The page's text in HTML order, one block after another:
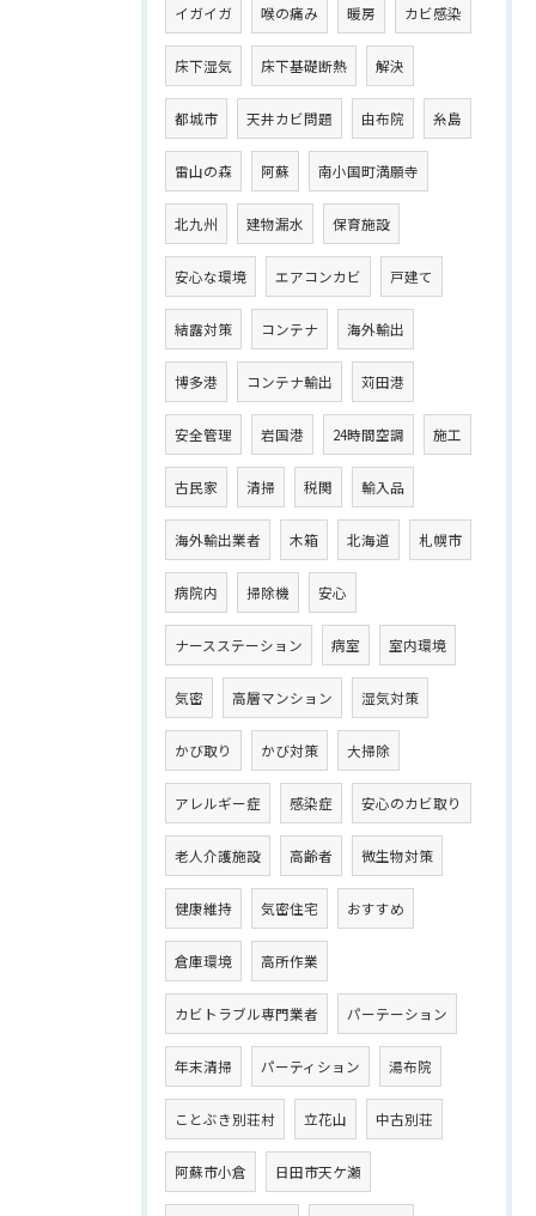
イガイガ 喉の痛み 暖房 カビ感染
床下湿気 床下基礎断熱 解決
都城市 天井カビ問題 由布院 糸島
雷山の森 阿蘇 南小国町満願寺
北九州 建物漏水 保育施設
安心な環境 エアコンカビ 戸建て
結露対策 コンテナ 海外輸出
博多港 コンテナ輸出 苅田港
安全管理 岩国港 24時間空調 施工
古民家 清掃 税関 輸入品
海外輸出業者 木箱 北海道 札幌市
病院内 掃除機 安心
ナースステーション 病室 室内環境
気密 高層マンション 湿気対策
かび取り かび対策 大掃除
アレルギー症 感染症 安心のカビ取り
老人介護施設 高齢者 微生物対策
健康維持 気密住宅 おすすめ
倉庫環境 高所作業
カビトラブル専門業者 パーテーション
年末清掃 パーティション 湯布院
ことぶき別荘村 立花山 中古別荘
阿蘇市小倉 日田市天ケ瀬